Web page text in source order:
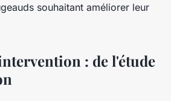
souhaitant améliorer leur
: de l'étude